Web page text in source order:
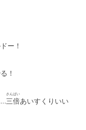
ー！
！
…三倍
さんばい
あいすくりいい